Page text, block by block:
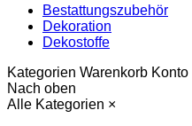
Bestattungszubehör
Dekoration
Dekostoffe
Kategorien Warenkorb Konto
Nach oben
Alle Kategorien ×